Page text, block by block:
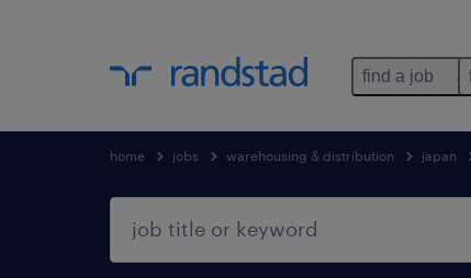
find a job
home jobs warehousing & distribution japan